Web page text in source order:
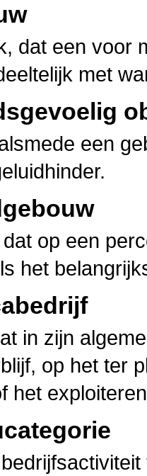
dat een voor
met
een
op een
het
in zijn
op het ter
het